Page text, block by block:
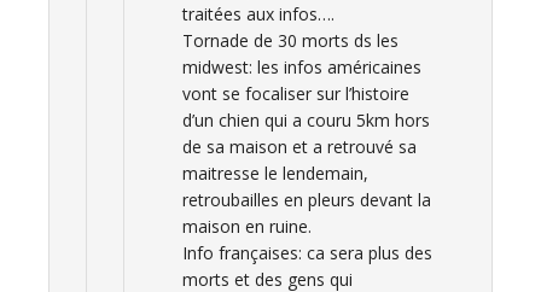
traitées aux infos….
Tornade de 30 morts ds les
midwest: les infos américaines
vont se focaliser sur l’histoire
d’un chien qui a couru 5km hors
de sa maison et a retrouvé sa
maitresse le lendemain,
retroubailles en pleurs devant la
maison en ruine.
Info françaises: ca sera plus des
morts et des gens qui